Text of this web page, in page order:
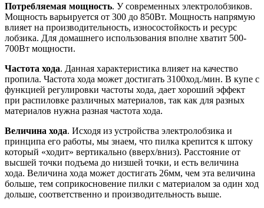
Потребляемая мощность. У современных электролобзиков.
Мощность варьируется от 300 до 850Вт. Мощность напрямую
влияет на производительность, износостойкость и ресурс
лобзика. Для домашнего использования вполне хватит 500-
700Вт мощности.
Частота хода. Данная характеристика влияет на качество
пропила. Частота хода может достигать 3100ход./мин. В купе с
функцией регулировки частоты хода, дает хороший эффект
при распиловке различных материалов, так как для разных
материалов нужна разная частота хода.
Величина хода. Исходя из устройства электролобзика и
принципа его работы, мы знаем, что пилка крепится к штоку
который «ходит» вертикально (вверх/вниз). Расстояние от
высшей точки подъема до низшей точки, и есть величина
хода. Величина хода может достигать 26мм, чем эта величина
больше, тем соприкосновение пилки с материалом за один ход
дольше, соответственно и производительность выше.